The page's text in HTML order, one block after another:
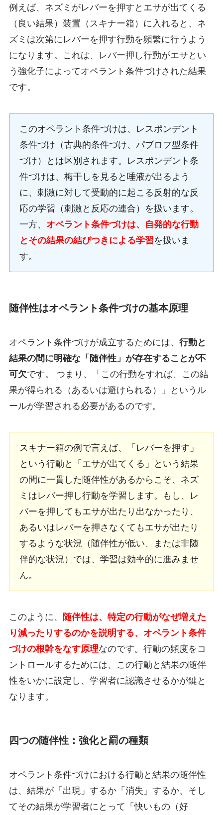
例えば、ネズミがレバーを押すとエサが出てくる
（良い結果）装置（スキナー箱）に入れると、ネ
ズミは次第にレバーを押す行動を頻繁に行うよう
になります。これは、レバー押し行動がエサとい
う強化子によってオペラント条件づけされた結果
です。
このオペラント条件づけは、レスポンデント
条件づけ（古典的条件づけ、パブロフ型条件
づけ）とは区別されます。レスポンデント条
件づけは、梅干しを見ると唾液が出るよう
に、刺激に対して受動的に起こる反射的な反
応の学習（刺激と反応の連合）を扱います。
一方、 オペラント条件づけは、自発的な行動
とその結果の結びつきによる学習を扱いま
す。
随伴性はオペラント条件づけの基本原理
オペラント条件づけが成立するためには、 行動と
結果の間に明確な「随伴性」が存在することが不
可欠です。 つまり、「この行動をすれば、この結
果が得られる（あるいは避けられる）」というル
ールが学習される必要があるのです。
スキナー箱の例で言えば、「レバーを押す」
という行動と「エサが出てくる」という結果
の間に一貫した随伴性があるからこそ、ネズ
ミはレバー押し行動を学習します。もし、レ
バーを押してもエサが出たり出なかったり、
あるいはレバーを押さなくてもエサが出たり
するような状況（随伴性が低い、または非随
伴的な状況）では、学習は効率的に進みませ
ん。
このように、
随伴性は、特定の行動がなぜ増えた
り減ったりするのかを説明する、オペラント条件
づけの根幹をなす原理なのです。行動の頻度をコ
ントロールするためには、この行動と結果の随伴
性をいかに設定し、学習者に認識させるかが鍵と
なります。
四つの随伴性：強化と罰の種類
オペラント条件づけにおける行動と結果の随伴性
は、結果が「出現」するか「消失」するか、そし
てその結果が学習者にとって「快いもの（好